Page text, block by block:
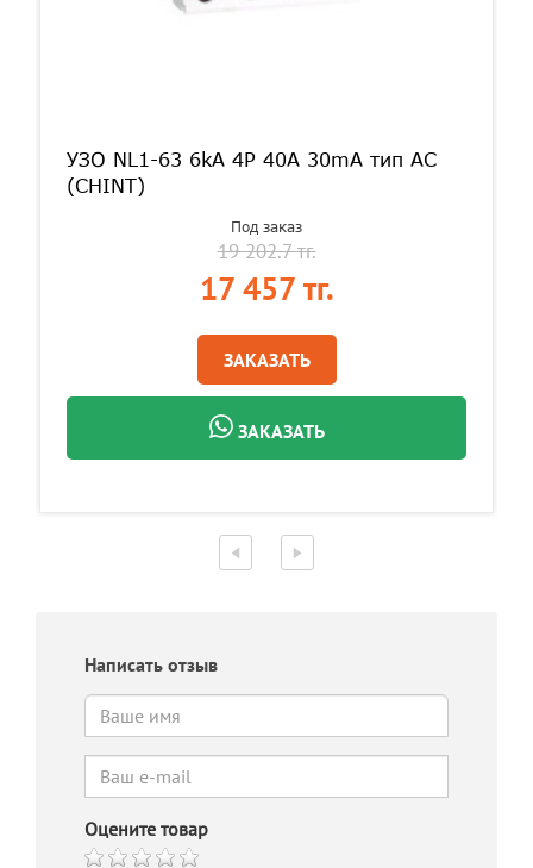
УЗО NL1-63 6kA 4P 40A 30mA тип AC
(CHINT)
Под заказ
19 202.7 тг.
17 457 тг.
ЗАКАЗАТЬ
ЗАКАЗАТЬ
Написать отзыв
Оцените товар